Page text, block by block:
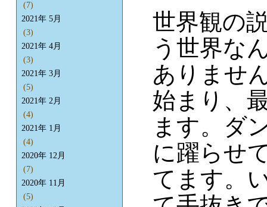
世界観の
う世界な
ありませ
始まり、
ます。ダ
に躍らせ
てます。
(7)
2021年 5月
(3)
2021年 4月
(3)
2021年 3月
(5)
2021年 2月
(4)
2021年 1月
(4)
2020年 12月
(7)
2020年 11月
(5)